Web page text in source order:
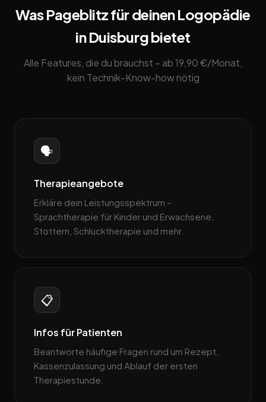
Was Pageblitz für deinen Logopädie
in Duisburg bietet
Alle Features, die du brauchst – ab 19,90 €/Monat,
kein Technik-Know-how nötig
🗣️
Therapieangebote
Erkläre dein Leistungsspektrum –
Sprachtherapie für Kinder und Erwachsene,
Stottern, Schlucktherapie und mehr.
📋
Infos für Patienten
Beantworte häufige Fragen rund um Rezept,
Kassenzulassung und Ablauf der ersten
Therapiestunde.